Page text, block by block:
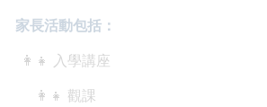
家長活動包括：
👩‍👧 入學講座
👩‍👧 觀課